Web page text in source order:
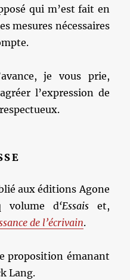
qui m’est fait en
mesures nécessaires
je vous prie,
l’expression de
aux éditions Agone
volume d‘Essaiset,
de l’écrivain.
proposition émanant
Lang.